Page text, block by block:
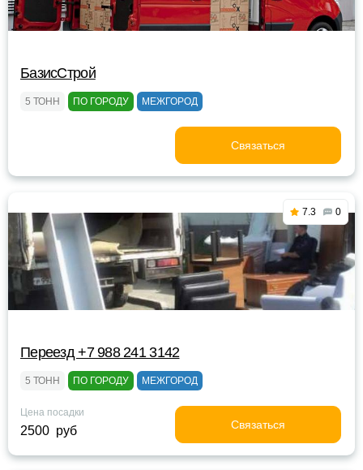
БазисСтрой
5 ТОНН ПО ГОРОДУ МЕЖГОРОД
Связаться
7.3 0
Переезд +7 988 241 3142
5 ТОНН ПО ГОРОДУ МЕЖГОРОД
Цена посадки
2500 руб Связаться